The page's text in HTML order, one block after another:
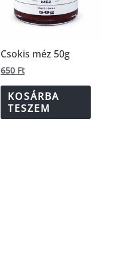
Csokis méz 50g
650 Ft
KOSÁRBA
TESZEM